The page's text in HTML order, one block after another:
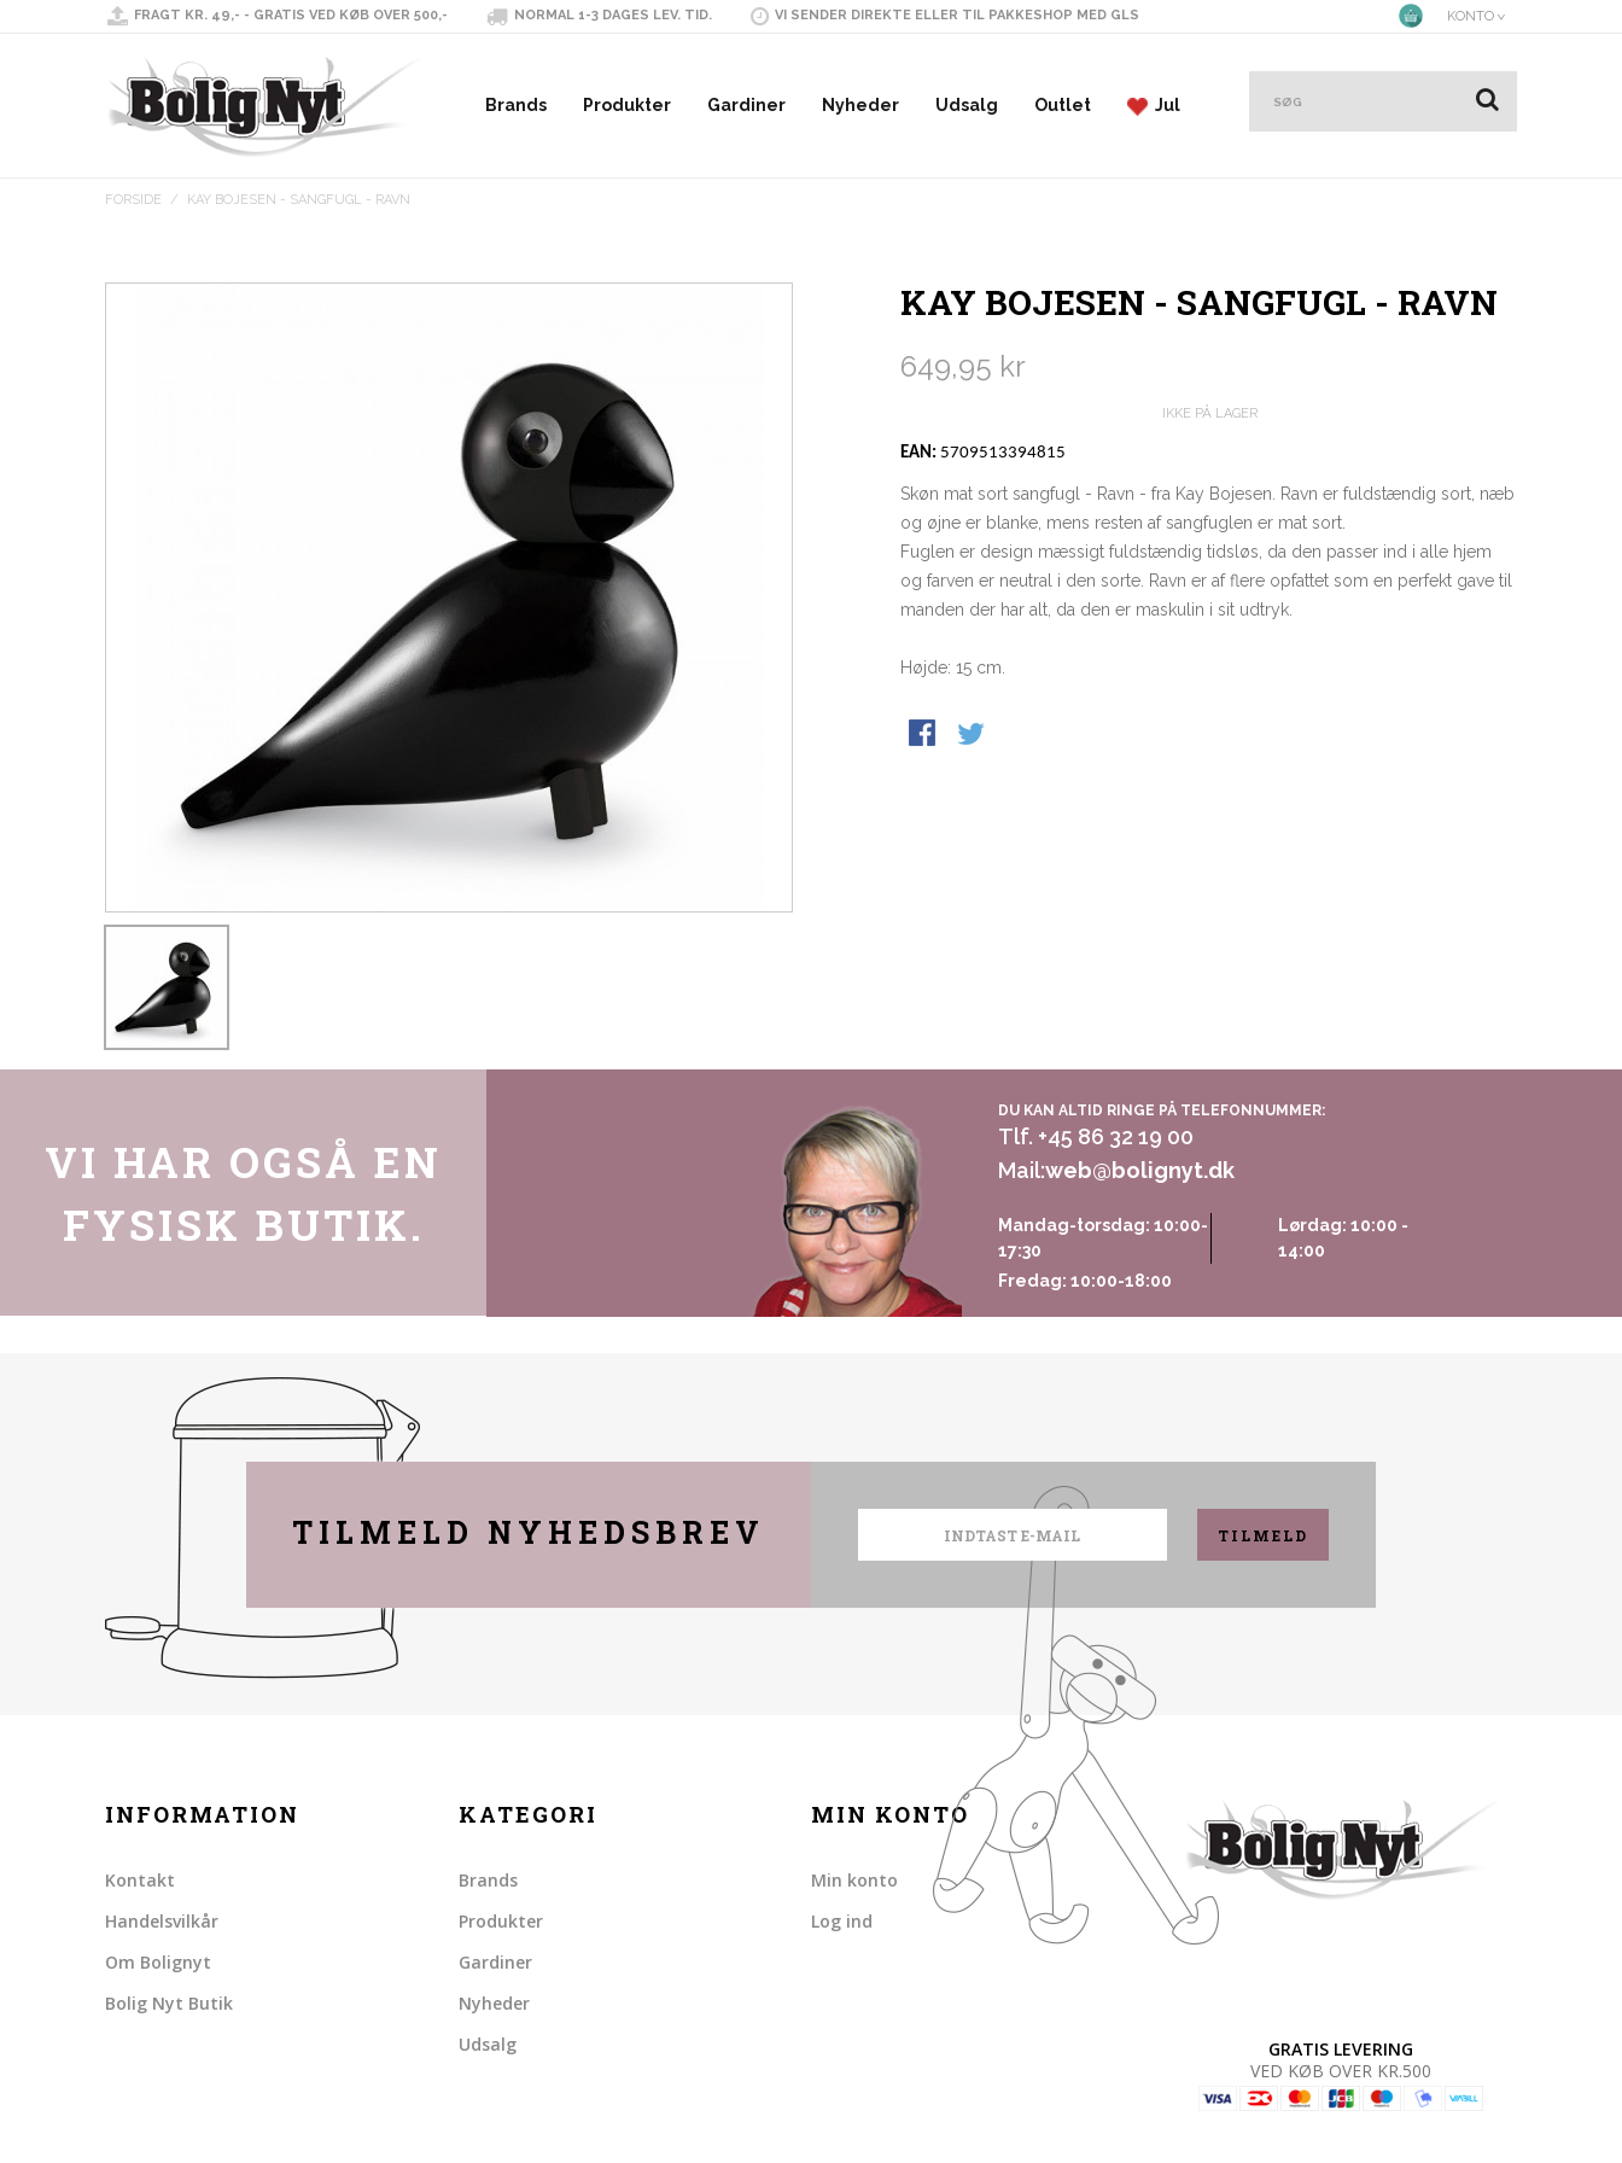
FRAGT KR. 49,- - GRATIS VED KØB OVER 500,- NORMAL 1-3 DAGES LEV. TID. VI SENDER DIREKTE ELLER TIL PAKKESHOP MED GLS KONTO
Brands Produkter Gardiner Nyheder Udsalg Outlet Jul
FORSIDE / KAY BOJESEN - SANGFUGL - RAVN
KAY BOJESEN - SANGFUGL - RAVN
649,95 kr
IKKE PÅ LAGER
EAN: 5709513394815
Skøn mat sort sangfugl - Ravn - fra Kay Bojesen. Ravn er fuldstændig sort, næb
og øjne er blanke, mens resten af sangfuglen er mat sort.
Fuglen er design mæssigt fuldstændig tidsløs, da den passer ind i alle hjem
og farven er neutral i den sorte. Ravn er af flere opfattet som en perfekt gave til
manden der har alt, da den er maskulin i sit udtryk.
Højde: 15 cm.
VI HAR OGSÅ EN
FYSISK BUTIK.
DU KAN ALTID RINGE PÅ TELEFONNUMMER:
Tlf. +45 86 32 19 00
Mail:web@bolignyt.dk
Mandag-torsdag: 10:00-
17:30
Fredag: 10:00-18:00
Lørdag: 10:00 -
14:00
TILMELD NYHEDSBREV TILMELD
INFORMATION
Kontakt
Handelsvilkår
Om Bolignyt
Bolig Nyt Butik
KATEGORI
Brands
Produkter
Gardiner
Nyheder
Udsalg
MIN KONTO
Min konto
Log ind
GRATIS LEVERING
VED KØB OVER KR.500